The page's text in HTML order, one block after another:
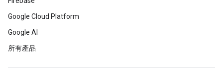
Google Cloud Platform
Google AI
所有產品